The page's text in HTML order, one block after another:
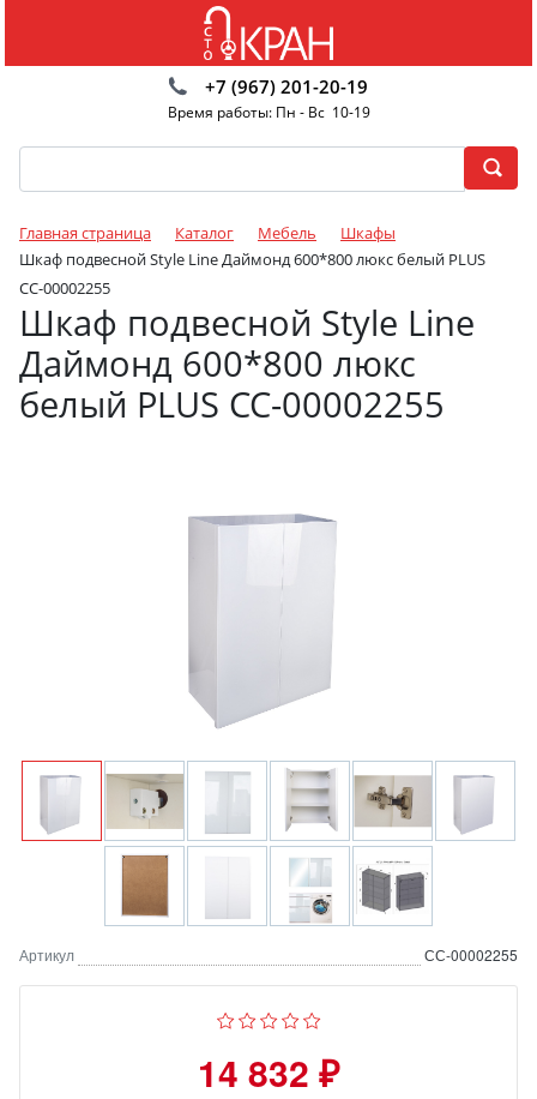
+7 (967) 201-20-19
Время работы: Пн - Вс 10-19
Главная страница Каталог Мебель
Шкафы
Шкаф подвесной Style Line Даймонд 600*800 люкс белый PLUS
СС-00002255
Шкаф подвесной Style Line
Даймонд 600*800 люкс
белый PLUS СС-00002255
Артикул СС-00002255
14 832 ₽